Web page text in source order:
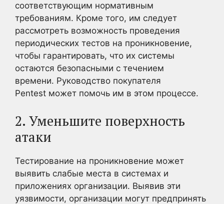
соответствующим нормативным
требованиям. Кроме того, им следует
рассмотреть возможность проведения
периодических тестов на проникновение,
чтобы гарантировать, что их системы
остаются безопасными с течением
времени. Руководство покупателя
Pentest может помочь им в этом процессе.
2. Уменьшите поверхность
атаки
Тестирование на проникновение может
выявить слабые места в системах и
приложениях организации. Выявив эти
уязвимости, организации могут предпринять